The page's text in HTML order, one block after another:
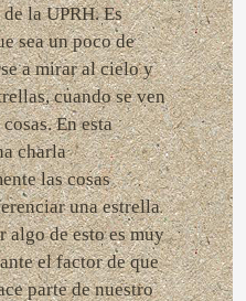
la UPRH. Es
sea un poco de
a mirar al cielo y
cuando se ven
En esta
charla
las cosas
una estrella
algo de esto es muy
el factor de que
parte de nuestro